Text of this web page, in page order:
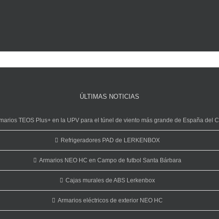
ÚLTIMAS NOTICIAS
TEOS Plus+ en la UPV para el túnel de viento más grande de España del
Refrigeradores PAD de LERKENBOX
Armarios NEO HC en Campo de futbol Santa Bárbara
Cajas murales de ABS Lerkenbox
Armarios eléctricos de exterior NEO HC